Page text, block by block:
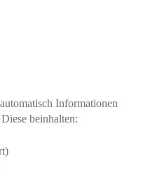
Informationen
beinhalten: